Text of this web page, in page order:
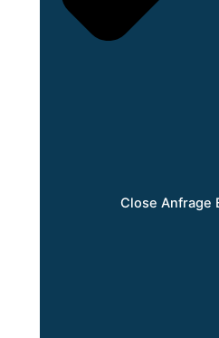
Close Anfrage